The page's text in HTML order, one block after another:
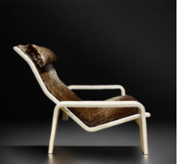
Sehr aufwendig und kostspieliig
renoviert erstarhlt er in einem neuem
Glanz.
ZUM WARENKORB HINZUFÜGEN